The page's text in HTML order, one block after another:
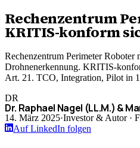
Rechenzentrum
KRITIS-konform
Rechenzentrum Perimeter
Drohnenerkennung. KRITIS-
Art. 21. TCO, Integration, Pilot in
DR
Dr. Raphael Nagel (LL.M.) &
14. März 2025·Investor & Autor ·
Auf LinkedIn folgen